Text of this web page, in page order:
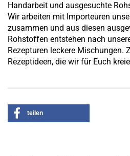
Handarbeit und ausgesuchte
Wir arbeiten mit Importeuren
zusammen und aus diesen
Rohstoffen entstehen nach
Rezepturen leckere Mischungen.
Rezeptideen, die wir für Euch
teilen